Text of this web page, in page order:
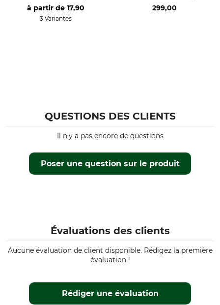
à partir de 17,90
3 Variantes
299,00
QUESTIONS DES CLIENTS
Poser une question sur le produit
Il n'y a pas encore de questions
Évaluations des clients
Aucune évaluation de client disponible. Rédigez la première
évaluation !
Rédiger une évaluation